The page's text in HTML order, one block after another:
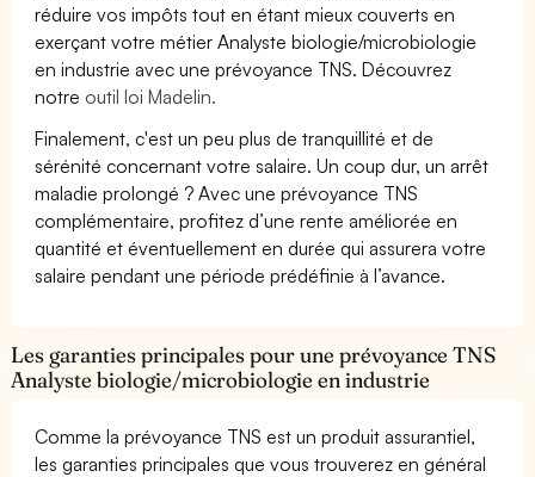
réduire vos impôts tout en étant mieux couverts en
exerçant votre métier Analyste biologie/microbiologie
en industrie avec une prévoyance TNS. Découvrez
notre outil loi Madelin.
Finalement, c'est un peu plus de tranquillité et de
sérénité concernant votre salaire. Un coup dur, un arrêt
maladie prolongé ? Avec une prévoyance TNS
complémentaire, profitez d’une rente améliorée en
quantité et éventuellement en durée qui assurera votre
salaire pendant une période prédéfinie à l’avance.
Les garanties principales pour une prévoyance TNS
Analyste biologie/microbiologie en industrie
Comme la prévoyance TNS est un produit assurantiel,
les garanties principales que vous trouverez en général